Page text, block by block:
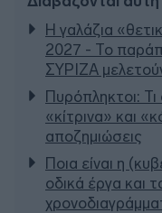
Η γαλάζια
2027 - Το
ΣΥΡΙΖΑ
Πυρόπληκτοι:
«κίτρινα» και
αποζημιώσεις
Ποια είναι η
οδικά έργα και